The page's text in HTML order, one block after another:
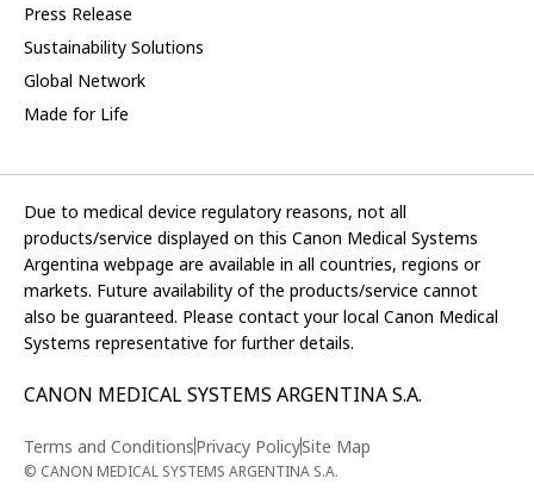
Press Release
Sustainability Solutions
Global Network
Made for Life
Due to medical device regulatory reasons, not all
products/service displayed on this Canon Medical Systems
Argentina webpage are available in all countries, regions or
markets. Future availability of the products/service cannot
also be guaranteed. Please contact your local Canon Medical
Systems representative for further details.
CANON MEDICAL SYSTEMS ARGENTINA S.A.
Terms and ConditionsPrivacy PolicySite Map
© CANON MEDICAL SYSTEMS ARGENTINA S.A.